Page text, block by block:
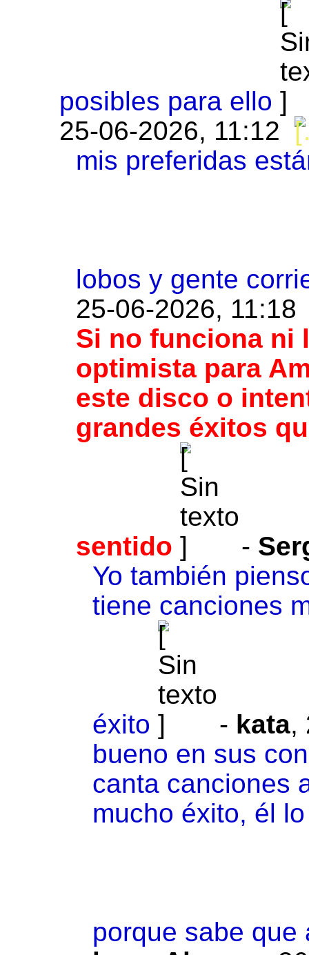
posibles para ello
25-06-2026, 11:12
mis preferidas
lobos y gente
25-06-2026, 11:18
Si no funciona ni
optimista para
este disco o
grandes éxitos
sentido -
Yo también
tiene canciones
éxito - kata,
bueno en sus
canta canciones
mucho éxito, él
porque sabe que